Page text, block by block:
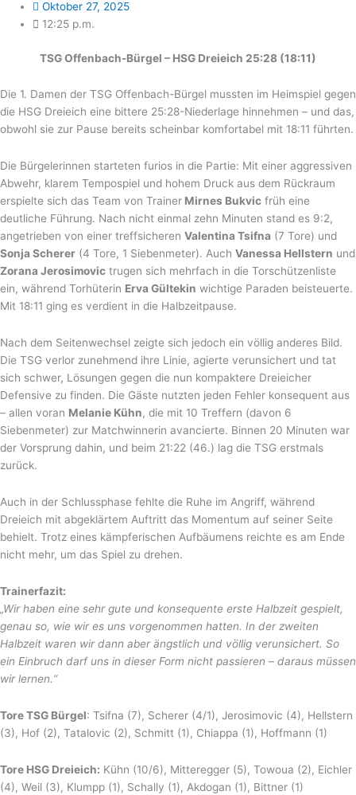
Oktober 27, 2025
12:25 p.m.
TSG Offenbach-Bürgel – HSG Dreieich 25:28 (18:11)
Die 1. Damen der TSG Offenbach-Bürgel mussten im Heimspiel gegen
die HSG Dreieich eine bittere 25:28-Niederlage hinnehmen – und das,
obwohl sie zur Pause bereits scheinbar komfortabel mit 18:11 führten.
Die Bürgelerinnen starteten furios in die Partie: Mit einer aggressiven
Abwehr, klarem Tempospiel und hohem Druck aus dem Rückraum
erspielte sich das Team von Trainer Mirnes Bukvic früh eine
deutliche Führung. Nach nicht einmal zehn Minuten stand es 9:2,
angetrieben von einer treffsicheren Valentina Tsifna (7 Tore) und
Sonja Scherer (4 Tore, 1 Siebenmeter). Auch Vanessa Hellstern und
Zorana Jerosimovic trugen sich mehrfach in die Torschützenliste
ein, während Torhüterin Erva Gültekin wichtige Paraden beisteuerte.
Mit 18:11 ging es verdient in die Halbzeitpause.
Nach dem Seitenwechsel zeigte sich jedoch ein völlig anderes Bild.
Die TSG verlor zunehmend ihre Linie, agierte verunsichert und tat
sich schwer, Lösungen gegen die nun kompaktere Dreieicher
Defensive zu finden. Die Gäste nutzten jeden Fehler konsequent aus
– allen voran Melanie Kühn, die mit 10 Treffern (davon 6
Siebenmeter) zur Matchwinnerin avancierte. Binnen 20 Minuten war
der Vorsprung dahin, und beim 21:22 (46.) lag die TSG erstmals
zurück.
Auch in der Schlussphase fehlte die Ruhe im Angriff, während
Dreieich mit abgeklärtem Auftritt das Momentum auf seiner Seite
behielt. Trotz eines kämpferischen Aufbäumens reichte es am Ende
nicht mehr, um das Spiel zu drehen.
Trainerfazit:
„Wir haben eine sehr gute und konsequente erste Halbzeit gespielt,
genau so, wie wir es uns vorgenommen hatten. In der zweiten
Halbzeit waren wir dann aber ängstlich und völlig verunsichert. So
ein Einbruch darf uns in dieser Form nicht passieren – daraus müssen
wir lernen.“
Tore TSG Bürgel: Tsifna (7), Scherer (4/1), Jerosimovic (4), Hellstern
(3), Hof (2), Tatalovic (2), Schmitt (1), Chiappa (1), Hoffmann (1)
Tore HSG Dreieich: Kühn (10/6), Mitteregger (5), Towoua (2), Eichler
(4), Weil (3), Klumpp (1), Schally (1), Akdogan (1), Bittner (1)